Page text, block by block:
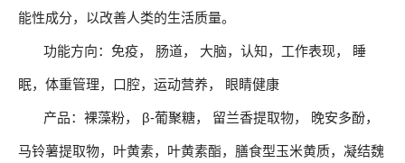
能性成分，以改善人类的生活质量。
功能方向：免疫， 肠道， 大脑，认知，工作表现， 睡
眠，体重管理，口腔，运动营养， 眼睛健康
产品：裸藻粉， β-葡聚糖， 留兰香提取物， 晚安多酚，
马铃薯提取物，叶黄素，叶黄素酯，膳食型玉米黄质，凝结魏